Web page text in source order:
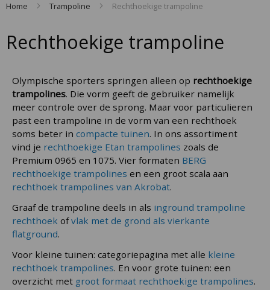
Home Trampoline Rechthoekige trampoline
Rechthoekige trampoline
Olympische sporters springen alleen op rechthoekige
trampolines. Die vorm geeft de gebruiker namelijk
meer controle over de sprong. Maar voor particulieren
past een trampoline in de vorm van een rechthoek
soms beter in compacte tuinen. In ons assortiment
vind je rechthoekige Etan trampolines zoals de
Premium 0965 en 1075. Vier formaten BERG
rechthoekige trampolines en een groot scala aan
rechthoek trampolines van Akrobat.
Graaf de trampoline deels in als inground trampoline
rechthoek ofvlak met de grond als vierkante
flatground.
Voor kleine tuinen: categoriepagina met alle kleine
rechthoek trampolines. En voor grote tuinen: een
overzicht met groot formaat rechthoekige trampolines.